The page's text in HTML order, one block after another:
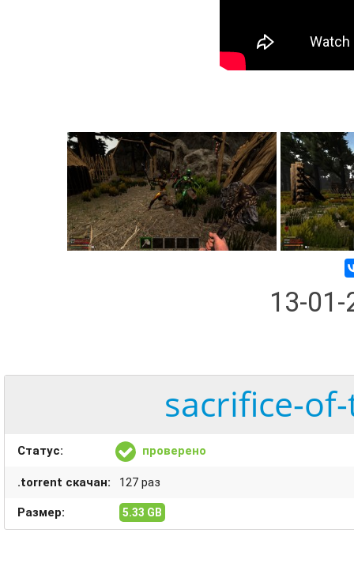
13-
sacrifice-
Статус: проверено
.torrent скачан: 127 раз
Размер: 5.33 GB